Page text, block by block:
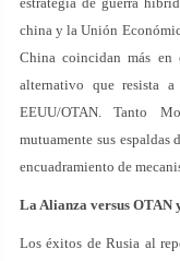
china y la Unión
China coincidan más en
alternativo que resista
EEUU/OTAN. Tanto
mutuamente sus espaldas
encuadramiento de
La Alianza versus OTAN
Los éxitos de Rusia al